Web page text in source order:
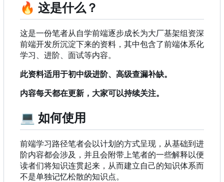
🔥 这是什么？
这是一份笔者从自学前端逐步成长为大厂基架组资深
前端开发所沉淀下来的资料，其中包含了前端体系化
学习、进阶、面试等内容。
此资料适用于初中级进阶、高级查漏补缺。
内容每天都在更新，大家可以持续关注。
💻 如何使用
前端学习路径笔者会以计划的方式呈现，从基础到进
阶内容都会涉及，并且会附带上笔者的一些解释以便
读者们将知识连贯起来，从而建立自己的知识体系而
不是单独记忆松散的知识点。